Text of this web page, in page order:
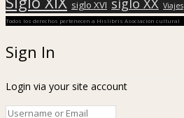
siglo XVI siglo XX Viajes
Todos los derechos pertenecen a Hislibris Asociación cultural
Sign In
Login via your site account